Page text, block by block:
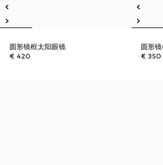
圆形镜框太阳眼镜
€ 420
圆形
€ 350